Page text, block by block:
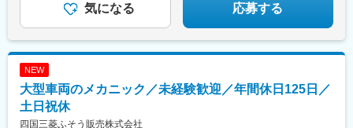
気になる 応募する
NEW
大型車両のメカニック／未経験歓迎／年間休日125日／
土日祝休
四国三菱ふそう販売株式会社